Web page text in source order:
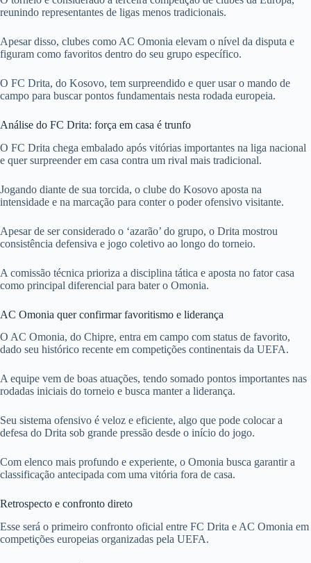
reunindo representantes de ligas menos tradicionais.
Apesar disso, clubes como AC Omonia elevam o nível da disputa e
figuram como favoritos dentro do seu grupo específico.
O FC Drita, do Kosovo, tem surpreendido e quer usar o mando de
campo para buscar pontos fundamentais nesta rodada europeia.
Análise do FC Drita: força em casa é trunfo
O FC Drita chega embalado após vitórias importantes na liga nacional
e quer surpreender em casa contra um rival mais tradicional.
Jogando diante de sua torcida, o clube do Kosovo aposta na
intensidade e na marcação para conter o poder ofensivo visitante.
Apesar de ser considerado o ‘azarão’ do grupo, o Drita mostrou
consistência defensiva e jogo coletivo ao longo do torneio.
A comissão técnica prioriza a disciplina tática e aposta no fator casa
como principal diferencial para bater o Omonia.
AC Omonia quer confirmar favoritismo e liderança
O AC Omonia, do Chipre, entra em campo com status de favorito,
dado seu histórico recente em competições continentais da UEFA.
A equipe vem de boas atuações, tendo somado pontos importantes nas
rodadas iniciais do torneio e busca manter a liderança.
Seu sistema ofensivo é veloz e eficiente, algo que pode colocar a
defesa do Drita sob grande pressão desde o início do jogo.
Com elenco mais profundo e experiente, o Omonia busca garantir a
classificação antecipada com uma vitória fora de casa.
Retrospecto e confronto direto
Esse será o primeiro confronto oficial entre FC Drita e AC Omonia em
competições europeias organizadas pela UEFA.